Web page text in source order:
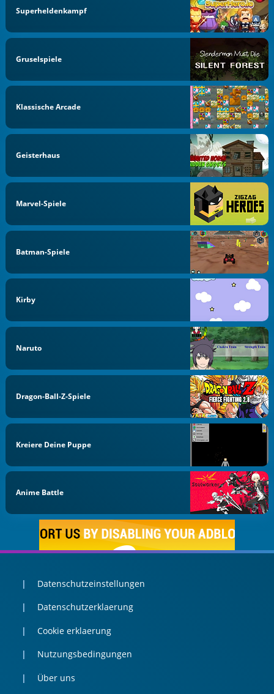
Superheldenkampf
Gruselspiele
Klassische Arcade
Geisterhaus
Marvel-Spiele
Batman-Spiele
Kirby
Naruto
Dragon-Ball-Z-Spiele
Kreiere Deine Puppe
Anime Battle
Datenschutzeinstellungen
Datenschutzerklaerung
Cookie erklaerung
Nutzungsbedingungen
Über uns